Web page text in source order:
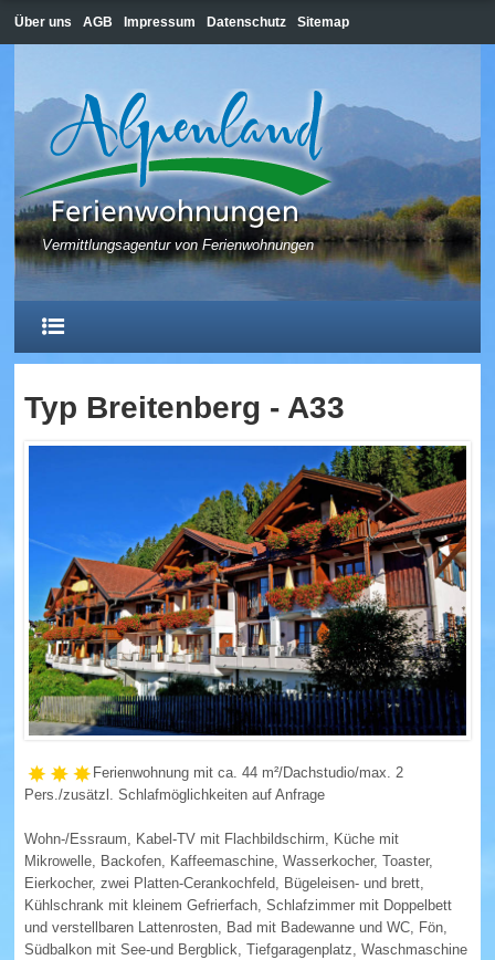
Über uns AGB Impressum Datenschutz Sitemap
Vermittlungsagentur von Ferienwohnungen
HOME
Wohnungen in Hopfen am See (Übersicht)
FÜSSEN
Wohnungen in Füssen (Übersicht)
SCHWANGAU
Wohnungen in Schwangau (Übersicht)
HOHENSCHWANGAU
Wohnungen in Weissensee (Übersicht)
PFRONTEN
Typ Breitenberg - A33
Ferienwohnung mit ca. 44 m²/Dachstudio/max. 2
Pers./zusätzl. Schlafmöglichkeiten auf Anfrage
Wohn-/Essraum, Kabel-TV mit Flachbildschirm, Küche mit
Mikrowelle, Backofen, Kaffeemaschine, Wasserkocher, Toaster,
Eierkocher, zwei Platten-Cerankochfeld, Bügeleisen- und brett,
Kühlschrank mit kleinem Gefrierfach, Schlafzimmer mit Doppelbett
und verstellbaren Lattenrosten, Bad mit Badewanne und WC, Fön,
Südbalkon mit See-und Bergblick, Tiefgaragenplatz, Waschmaschine